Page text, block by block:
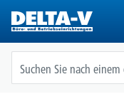
springen